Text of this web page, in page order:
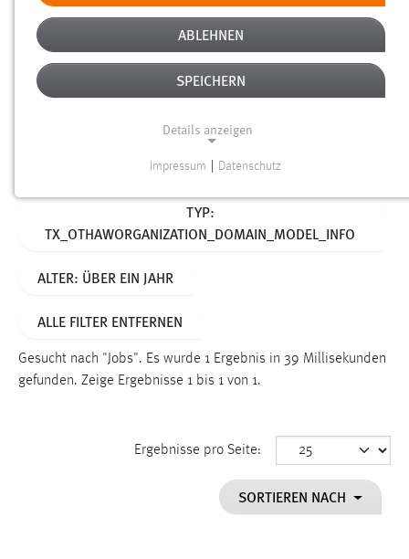
Erstellungsdatum
Alter
TYP:
TX_OTHAWORGANIZATION_DOMAIN_MODEL_INFO
ALTER: ÜBER EIN JAHR
ALLE FILTER ENTFERNEN
Gesucht nach "Jobs". Es wurde 1 Ergebnis in 39 Millisekunden
gefunden. Zeige Ergebnisse 1 bis 1 von 1.
Ergebnisse pro Seite:
SORTIEREN NACH
ABLEHNEN
SPEICHERN
Details anzeigen
Notwendige Cookies ermöglichen grundlegende
Funktionen und sind für die einwandfreie Funktion der
cookie_consent
Zweck:
Cookie Laufzeit:
Impressum Datenschutz